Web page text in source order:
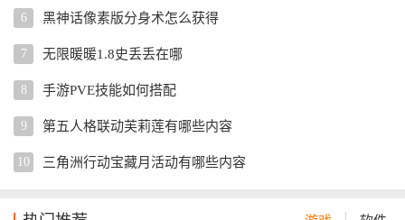
6 黑神话像素版分身术怎么获得
7 无限暖暖1.8史丢丢在哪
8 手游PVE技能如何搭配
9 第五人格联动芙莉莲有哪些内容
10 三角洲行动宝藏月活动有哪些内容